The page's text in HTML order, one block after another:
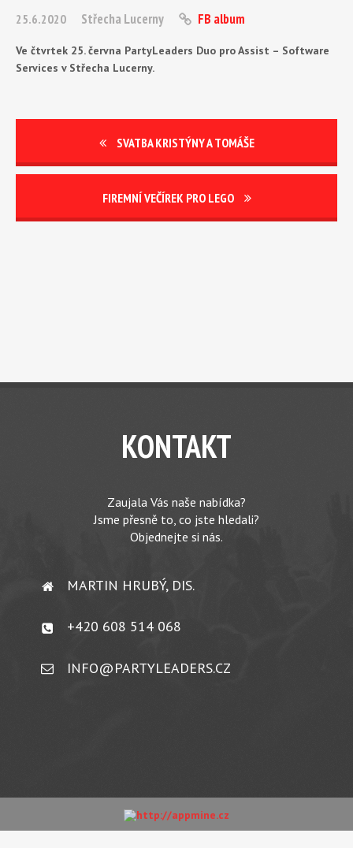
25.6.2020 Střecha Lucerny FB album
Ve čtvrtek 25. června PartyLeaders Duo pro Assist – Software
Services v Střecha Lucerny.
SVATBA KRISTÝNY A TOMÁŠE
FIREMNÍ VEČÍREK PRO LEGO
KONTAKT
Zaujala Vás naše nabídka?
Jsme přesně to, co jste hledali?
Objednejte si nás.
MARTIN HRUBÝ, DIS.
+420 608 514 068
INFO@PARTYLEADERS.CZ